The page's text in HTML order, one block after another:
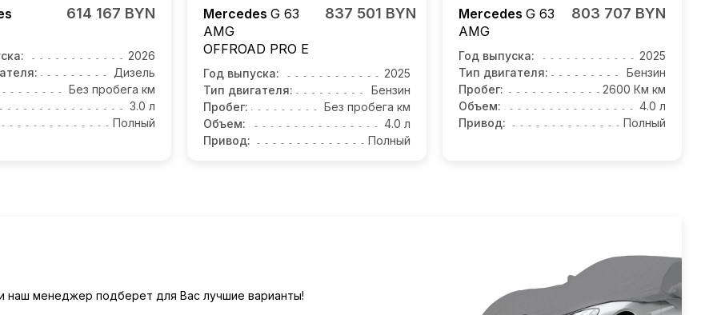
614 167 BYN
2026
Дизель
Без пробега км
3.0 л
Полный
Mercedes G 63
AMG
OFFROAD PRO E
837 501 BYN
Год выпуска:
2025
Тип двигателя:
Бензин
Пробег:
Без пробега км
Объем:
4.0 л
Привод:
Полный
Mercedes G 63
AMG
803 707 BYN
Год выпуска:
2025
Тип двигателя:
Бензин
Пробег:
2600 Км км
Объем:
4.0 л
Привод:
Полный
наш менеджер подберет для Вас лучшие варианты!